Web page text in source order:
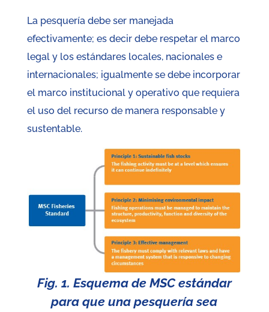
La pesquería debe ser manejada
efectivamente; es decir debe respetar el marco
legal y los estándares locales, nacionales e
internacionales; igualmente se debe incorporar
el marco institucional y operativo que requiera
el uso del recurso de manera responsable y
sustentable.
Fig. 1. Esquema de MSC estándar
para que una pesquería sea